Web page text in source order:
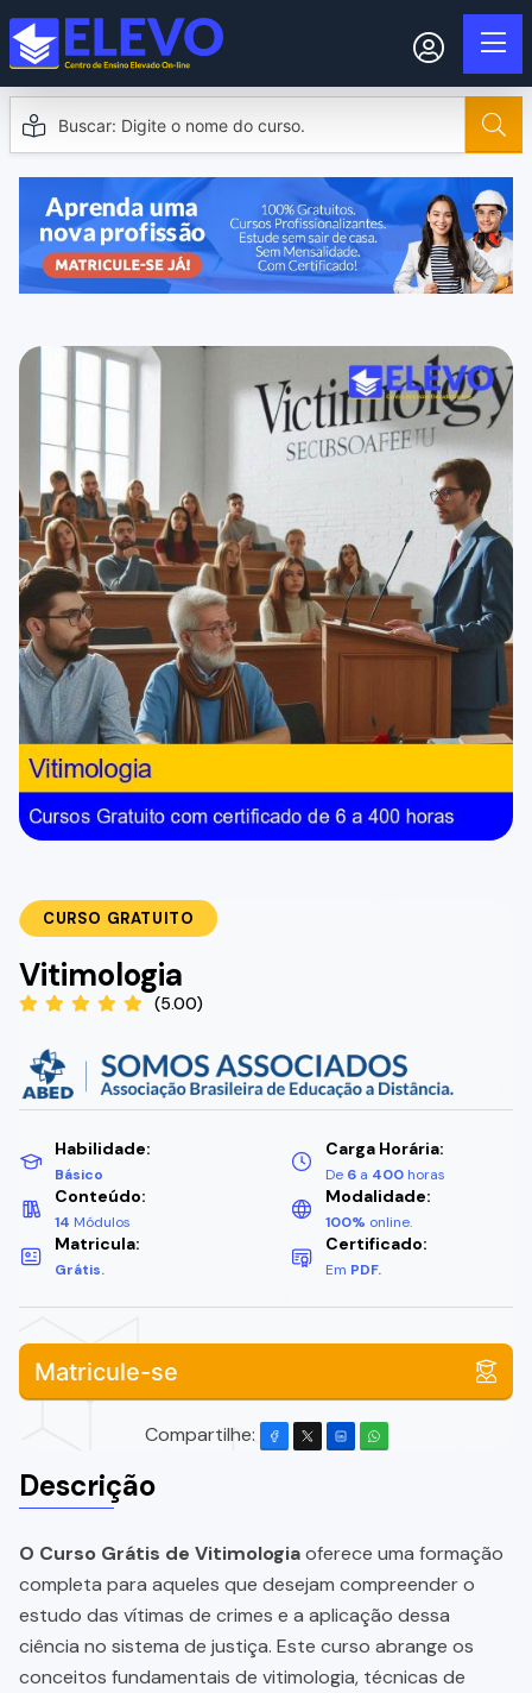
CURSO GRATUITO
Vitimologia
(5.00)
Habilidade:
Básico
Carga Horária:
De 6 a 400 horas
Conteúdo:
14 Módulos
Modalidade:
100% online.
Matricula:
Grátis.
Certificado:
Em PDF.
Matricule-se
Compartilhe:
Descrição
O Curso Grátis de Vitimologiaoferece uma formação
completa para aqueles que desejam compreender o
estudo das vítimas de crimes e a aplicação dessa
ciência no sistema de justiça. Este curso abrange os
conceitos fundamentais de vitimologia, técnicas de